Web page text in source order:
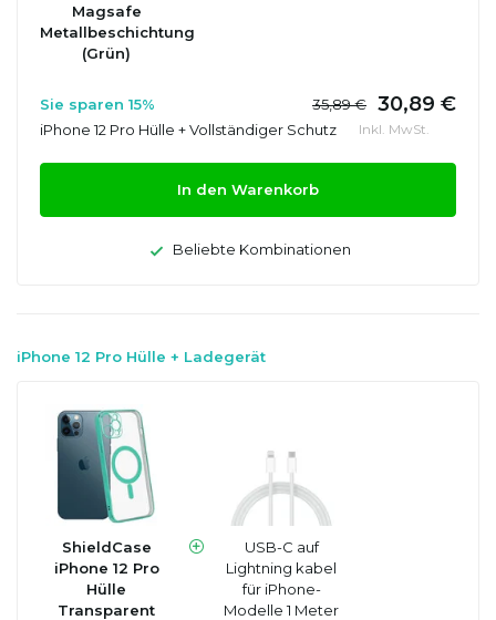
Magsafe
Metallbeschichtung
(Grün)
Sie sparen 15% 35,89 € 30,89 €
iPhone 12 Pro Hülle + Vollständiger Schutz Inkl. MwSt.
In den Warenkorb
Beliebte Kombinationen
iPhone 12 Pro Hülle + Ladegerät
ShieldCase
iPhone 12 Pro
Hülle
Transparent
USB-C auf
Lightning kabel
für iPhone-
Modelle 1 Meter